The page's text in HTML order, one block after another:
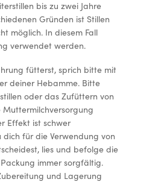
bis zu zwei Jahre
Gründen ist Stillen
möglich. In diesem Fall
verwendet werden.
fütterst, sprich bitte mit
deiner Hebamme. Bitte
oder das Zufüttern von
Effekt ist schwer
dich für die Verwendung von
lies und befolge die
immer sorgfältig.
und Lagerung